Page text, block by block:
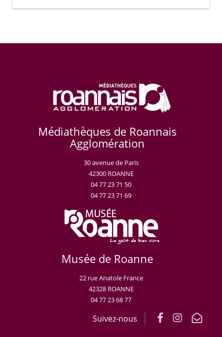
Médiathèques de Roannais
Agglomération
30 avenue de Paris
42300 ROANNE
04 77 23 71 50
04 77 23 71 69
Musée de Roanne
22 rue Anatole France
42328 ROANNE
04 77 23 68 77
Suivez-nous